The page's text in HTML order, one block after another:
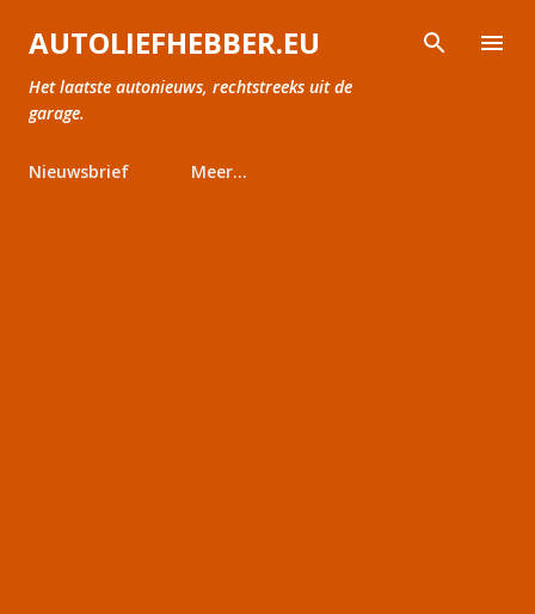
Doorgaan naar hoofdcontent
AUTOLIEFHEBBER.EU
Het laatste autonieuws, rechtstreeks uit de
garage.
Nieuwsbrief Meer…